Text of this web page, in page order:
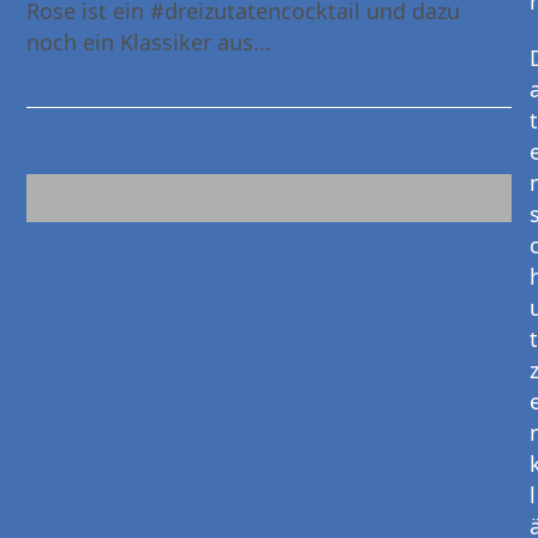
Rose ist ein #dreizutatencocktail und dazu
noch ein Klassiker aus…
t
t
z
r
l